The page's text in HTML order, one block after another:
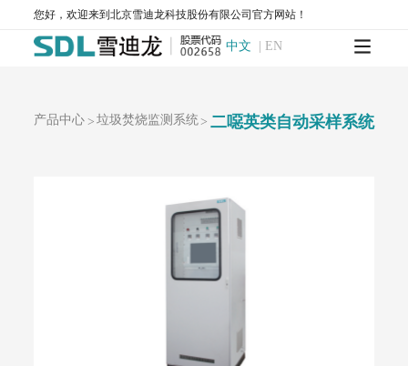
您好，欢迎来到北京雪迪龙科技股份有限公司官方网站！
中文 | EN
AQMS-900AI-数智化环境空气质量自动监测站
AQMS-900S-小型环境空气质量自动监测系统
AQMS-900HM-环境空气颗粒物元素成分自动监测系统
T1200-化学发光法氮氧化物分析仪
T1200-NH₃-化学发光法氨气分析仪
T1300-气体滤波相关红外吸收法一氧化碳分析仪
T1700-动态校准仪
MODEL 2130-扬尘在线监测系统
AQMS-1100OU-恶臭自动监测系统
产品中心 > 垃圾焚烧监测系统> 二噁英类自动采样系统